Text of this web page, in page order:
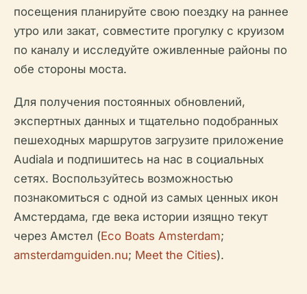
посещения планируйте свою поездку на раннее
утро или закат, совместите прогулку с круизом
по каналу и исследуйте оживленные районы по
обе стороны моста.
Для получения постоянных обновлений,
экспертных данных и тщательно подобранных
пешеходных маршрутов загрузите приложение
Audiala и подпишитесь на нас в социальных
сетях. Воспользуйтесь возможностью
познакомиться с одной из самых ценных икон
Амстердама, где века истории изящно текут
через Амстел (Eco Boats Amsterdam;
amsterdamguiden.nu; Meet the Cities).